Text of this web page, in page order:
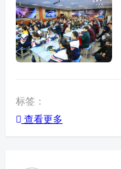
标签：
查看更多